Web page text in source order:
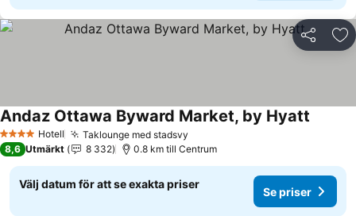
Dela
4 StjärnorHotell Taklounge med stadsvy
Andaz Ottawa Byward Market, by Hyatt
8,6 Utmärkt 8 332 0.8 km till Centrum
Välj datum för att se exakta priser
Se priser